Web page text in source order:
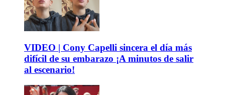
VIDEO | Cony Capelli sincera el día más
difícil de su embarazo ¡A minutos de salir
al escenario!